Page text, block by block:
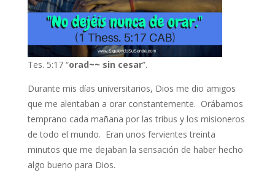
Tes. 5:17 “orad~~ sin cesar”.
Durante mis días universitarios, Dios me dio amigos
que me alentaban a orar constantemente. Orábamos
temprano cada mañana por las tribus y los misioneros
de todo el mundo. Eran unos fervientes treinta
minutos que me dejaban la sensación de haber hecho
algo bueno para Dios.